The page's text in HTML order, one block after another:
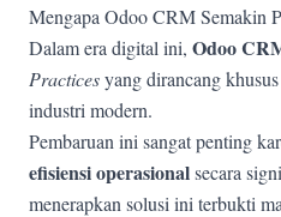
Mengapa Odoo CRM Semakin
Dalam era digital ini, Odoo
Practicesyang dirancang
industri modern.
Pembaruan ini sangat penting
efisiensi operasionalsecara
menerapkan solusi ini terbukti